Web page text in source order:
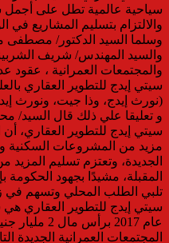
سياحية عالمية تطل على أجمل
والالتزام بتسليم المشاريع في
وسلما السيد الدكتور/ مصطفى
والسيد المهندس/ شريف
والمجتمعات العمرانية ،
سيتي إيدج للتطوير العقاري
(نورث إيدج، وذا جيت، ونورث
و تعليقا علي ذلك قال السيد/
سيتي إيدج للتطوير العقاري،
مزيد من المشروعات السكنية
الجديدة، وتعتزم تسليم المزيد
المقبلة، مشيدًا بجهود
تلبي الطلب المحلي وتسهم في
سيتي إيدج للتطوير العقاري
عام 2017
المجتمعات العمرانية الجديدة